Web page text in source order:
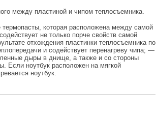
между пластиной и чипом теплосъемника.
термопасты, которая расположена между самой
не только порче свойств самой
отхождения пластинки теплосъемника по
и содействует перенагреву чипа; —
дыры в днище, а также и со стороны
Если ноутбук расположен на мягкой
ноутбук.